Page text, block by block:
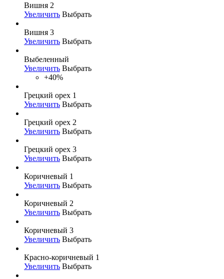
Вишня 2
Увеличить Выбрать
Вишня 3
Увеличить Выбрать
Выбеленный
Увеличить Выбрать
+40%
Грецкий орех 1
Увеличить Выбрать
Грецкий орех 2
Увеличить Выбрать
Грецкий орех 3
Увеличить Выбрать
Коричневый 1
Увеличить Выбрать
Коричневый 2
Увеличить Выбрать
Коричневый 3
Увеличить Выбрать
Красно-коричневый 1
Увеличить Выбрать